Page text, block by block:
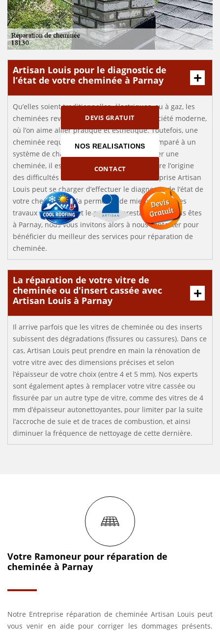
DEVIS GRATUIT
NOS REALISATIONS
CONTACT
Artisan Louis pour le diagnostic de
l’état de votre cheminée à Parnay
Qu’elles soient traditionnelles, électriques, ou à gaz, les
cheminées reviennent en force dans une société moderne,
où l’on aime allier pratique et esthétique. Toutefois, une
cheminée requiert davantage d’entretien comparé à un
système de chauffage classique. Pour réparer une
cheminée, il est indispensable de comprendre l’origine
des difficultés rencontrées. Pour cela, l’entreprise Artisan
Louis peut se charger d’effectuer le diagnostic de l’état de
votre cheminée. Cela permettra de mieux prévoir les
travaux à effectuer et le prix des prestations. Si vous êtes
à Parnay, nous vous invitons alors à nous contacter pour
bénéficier du meilleur des services pour réparation de
cheminée.
La réparation de votre vitre de
cheminée ou d'insert cassée avec
Artisan Louis à Parnay
Il arrive parfois que les vitres de cheminée ou des inserts
subissent des dégradations (fissures ou cassures). Dans ce
cas, Artisan Louis peut prendre en main la rénovation de
votre vitre avec des dimensions précises et selon
l’épaisseur de votre choix (entre 4 et 5 mm). Nos experts
sont également aptes à remplacer votre vitre cassée ou
fissurée par un autre type de vitre, comme des vitres de 4
mm d’épaisseur autonettoyantes, pour limiter par la suite
l’accroche de suie et de traces de combustion, et ainsi
diminuer la fréquence de nettoyage de cette dernière.
Votre Ramoneur pour réparation de
cheminée à Parnay
Notre Entreprise réparation de cheminée Artisan Louis peut
vous venir en aide pour corriger les dommages présents.